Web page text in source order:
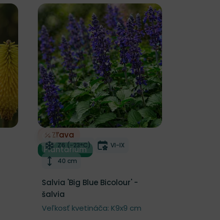
Zľava
Plantarium
Odober do zoznamu želaní
Mrazuvzdornosť
Z6 (-23°C) Doba kvitnutia
VI-IX
Výška rastliny
40 cm
Salvia 'Big Blue Bicolour' -
šalvia
Veľkosť kvetináča: K9x9 cm